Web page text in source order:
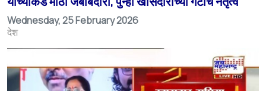
Wednesday, 25 February 2026
देश